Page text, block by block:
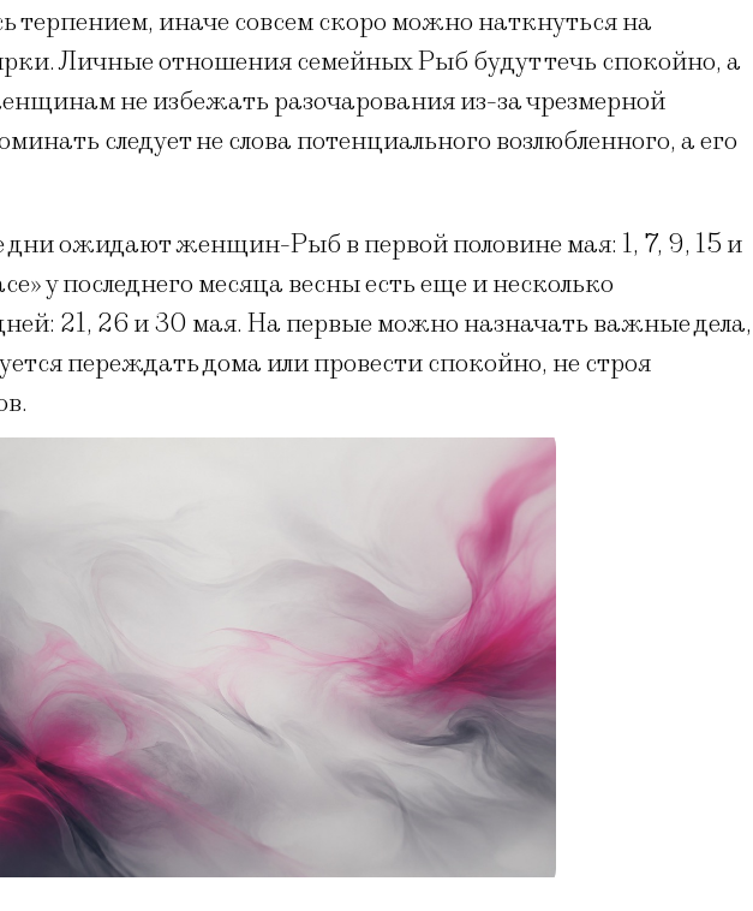
терпением, иначе совсем скоро можно наткнуться на
Личные отношения семейных Рыб будут течь спокойно, а
не избежать разочарования из-за чрезмерной
следует не слова потенциального возлюбленного, а его
дни ожидают женщин-Рыб в первой половине мая: 1, 7, 9, 15 и
у последнего месяца весны есть еще и несколько
21, 26 и 30 мая. На первые можно назначать важные дела,
переждать дома или провести спокойно, не строя